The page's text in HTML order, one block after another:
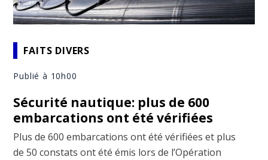
FAITS DIVERS
Publié à 10h00
Sécurité nautique: plus de 600
embarcations ont été vérifiées
Plus de 600 embarcations ont été vérifiées et plus
de 50 constats ont été émis lors de l’Opération